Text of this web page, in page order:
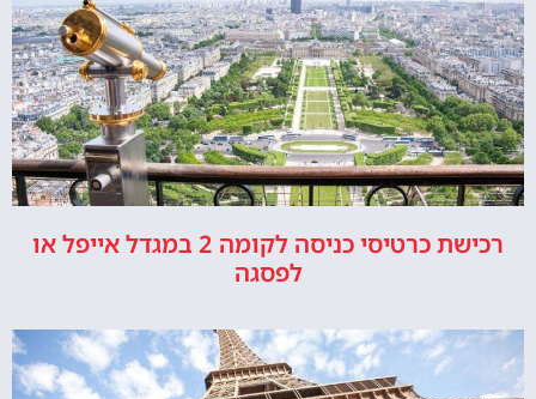
רכישת כרטיסי כניסה לקומה 2 במגדל אייפל או
לפסגה